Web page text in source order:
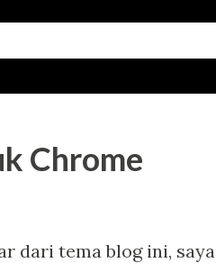
Chrome
dari tema blog ini, saya